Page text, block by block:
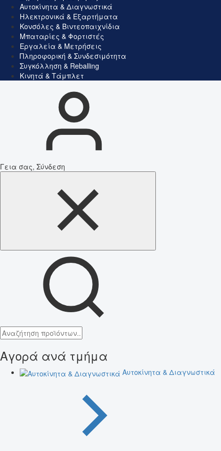
Αυτοκίνητα & Διαγνωστικά
Ηλεκτρονικά & Εξαρτήματα
Κονσόλες & Βιντεοπαιχνίδια
Μπαταρίες & Φορτιστές
Εργαλεία & Μετρήσεις
Πληροφορική & Συνδεσιμότητα
Συγκόλληση & Reballing
Κινητά & Τάμπλετ
Γεια σας, Σύνδεση
Αγορά ανά τμήμα
Αυτοκίνητα & Διαγνωστικά